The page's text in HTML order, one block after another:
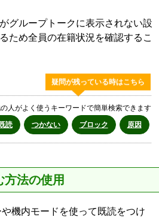
グループトークに表示されない設
ため全員の在籍状況を確認するこ
疑問が残っている時はこちら
人がよく使うキーワードで簡単検索できます
既読
つかない ブロック 原因
方法の使用
機内モードを使って既読をつけ